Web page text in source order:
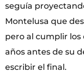
seguía
Montelusa que
pero al cumplir los
años antes de su
escribir el final.